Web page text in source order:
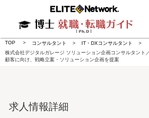
TOP コンサルタント
IT・DXコンサルタント
株式会社デジタルガレージ ソリューション企画コンサルタント
顧客に向け、戦略立案・ソリューション企画を提案
求人情報詳細